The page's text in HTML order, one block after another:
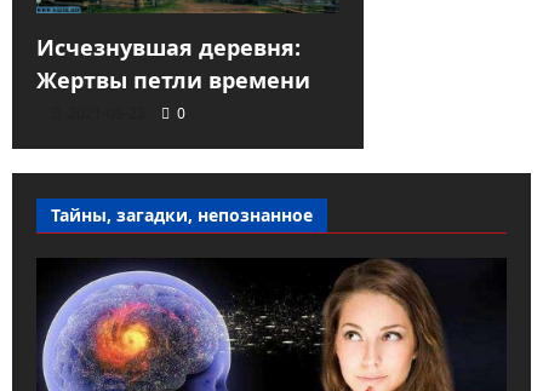
Исчезнувшая деревня:
Жертвы петли времени
0
Тайны, загадки, непознанное